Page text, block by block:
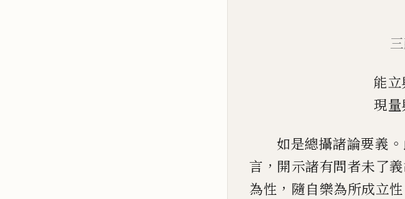
能
現
如是總攝諸論要義 。
言 ， 開示諸有問者未了義
為性 ， 隨自樂為所成立性